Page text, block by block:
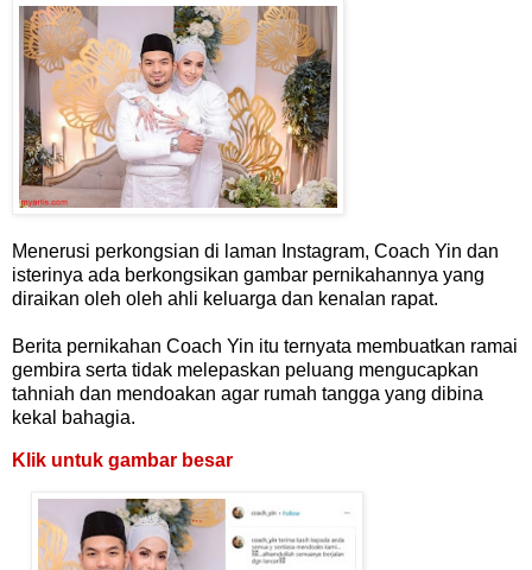
Menerusi perkongsian di laman Instagram, Coach Yin dan
isterinya ada berkongsikan gambar pernikahannya yang
diraikan oleh oleh ahli keluarga dan kenalan rapat.
Berita pernikahan Coach Yin itu ternyata membuatkan ramai
gembira serta tidak melepaskan peluang mengucapkan
tahniah dan mendoakan agar rumah tangga yang dibina
kekal bahagia.
Klik untuk gambar besar